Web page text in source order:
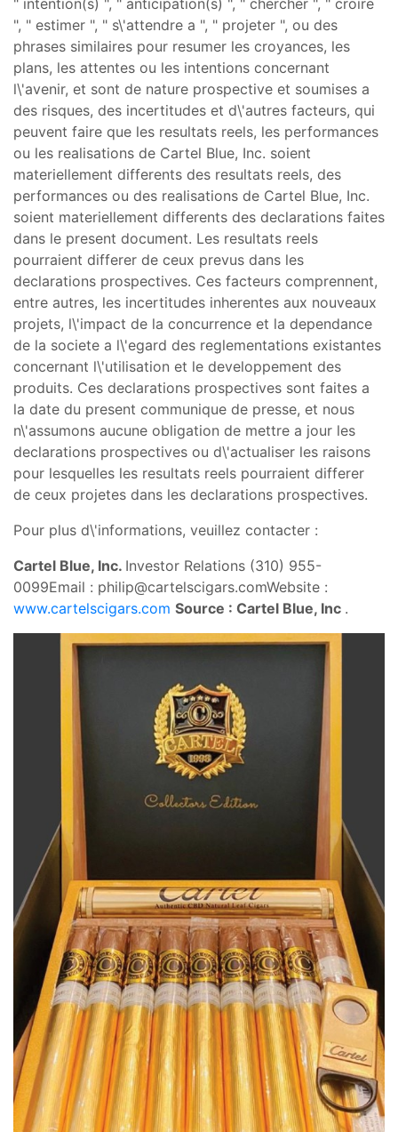
", " estimer ", " s\'attendre a ", " projeter ", ou des
phrases similaires pour resumer les croyances, les
plans, les attentes ou les intentions concernant
l\'avenir, et sont de nature prospective et soumises a
des risques, des incertitudes et d\'autres facteurs, qui
peuvent faire que les resultats reels, les performances
ou les realisations de Cartel Blue, Inc. soient
materiellement differents des resultats reels, des
performances ou des realisations de Cartel Blue, Inc.
soient materiellement differents des declarations faites
dans le present document. Les resultats reels
pourraient differer de ceux prevus dans les
declarations prospectives. Ces facteurs comprennent,
entre autres, les incertitudes inherentes aux nouveaux
projets, l\'impact de la concurrence et la dependance
de la societe a l\'egard des reglementations existantes
concernant l\'utilisation et le developpement des
produits. Ces declarations prospectives sont faites a
la date du present communique de presse, et nous
n\'assumons aucune obligation de mettre a jour les
declarations prospectives ou d\'actualiser les raisons
pour lesquelles les resultats reels pourraient differer
de ceux projetes dans les declarations prospectives.
Pour plus d\'informations, veuillez contacter :
Cartel Blue, Inc. Investor Relations (310) 955-
0099Email : philip@cartelscigars.comWebsite :
www.cartelscigars.com Source : Cartel Blue, Inc .